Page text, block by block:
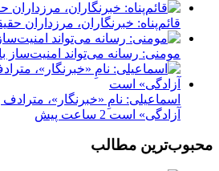
قائم‌پناه: ‏خبرنگاران، مرزداران
مومنی: رسانه می‌تواند امنیت‌ساز
اسماعیلی: نامِ «خبرنگار»،
آزادگی» است 2 ساعت پیش
محبوب‌ترین مطالب